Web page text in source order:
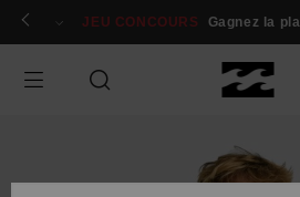
Passer
Se connecter / s'inscrire
JEU CONCOURS Gagnez la